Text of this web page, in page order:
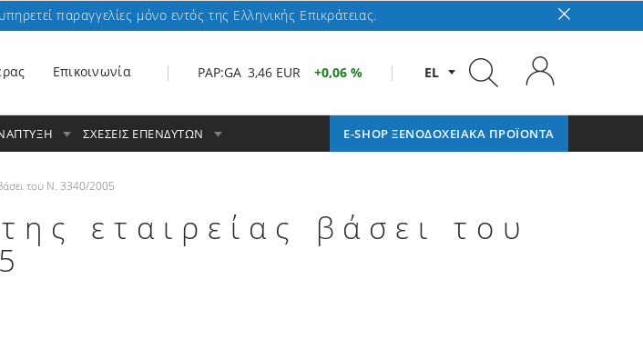
παραγγελίες μόνο εντός της Ελληνικής Επικράτειας.
EL
PAP:GA 3,46 EUR 0,06 %
Επικοινωνία
E-SHOP ΞΕΝΟΔΟΧΕΙΑΚΑ ΠΡΟΪΟΝΤΑ
ΣΧΕΣΕΙΣ ΕΠΕΝΔΥΤΩΝ
του Ν. 3340/2005
εταιρείας βάσει του